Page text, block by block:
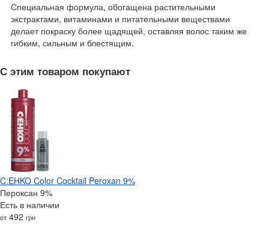
Специальная формула, обогащена растительными
экстрактами, витаминами и питательными веществами
делает покраску более щадящей, оставляя волос таким же
гибким, сильным и блестящим.
С этим товаром покупают
C:EHKO Color Cocktail Peroxan 9%
Пероксан 9%
Есть в наличии
от 492 грн